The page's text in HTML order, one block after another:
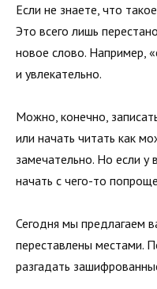
Если не знаете, что
Это всего лишь
новое слово. Например,
и увлекательно.
Можно, конечно,
или начать читать как
замечательно. Но если у
начать с чего-то
Сегодня мы предлагаем
переставлены местами.
разгадать